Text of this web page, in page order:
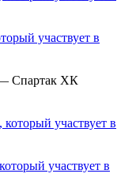
Спартак ХК